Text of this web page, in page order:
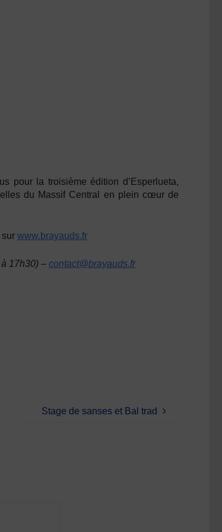
pour la troisième édition d’Esperlueta,
du Massif Central en plein cœur de
surwww.brayauds.fr
à 17h30) –contact@brayauds.fr
Stage de sanses et Bal trad